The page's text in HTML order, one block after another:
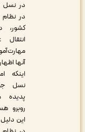
در نسل جوان و
در نظام آموزشی
کشور، در کنار
انتقال علم و
مهارت‌آموزی به
آنها اظهار داشت:
اینکه امروز در
نسل جوان با
پدیده مهاجرت
روبرو هستیم به
این دلیل است که